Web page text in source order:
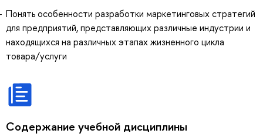
Понять особенности разработки маркетинговых стратегий
для предприятий, представляющих различные индустрии и
находящихся на различных этапах жизненного цикла
товара/услуги
Содержание учебной дисциплины